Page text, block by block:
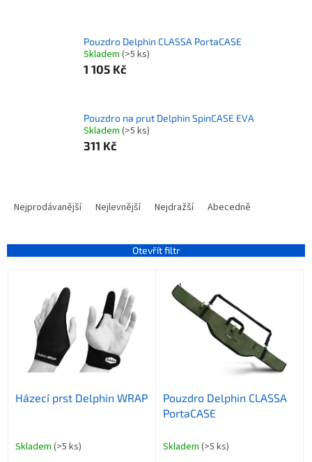
Pouzdro Delphin CLASSA PortaCASE
Skladem (>5 ks)
1 105 Kč
Pouzdro na prut Delphin SpinCASE EVA
Skladem (>5 ks)
311 Kč
Nejprodávanější Nejlevnější Nejdražší Abecedně
Otevřít filtr
Házecí prst Delphin WRAP
Skladem (>5 ks)
Pouzdro Delphin CLASSA
PortaCASE
Skladem (>5 ks)